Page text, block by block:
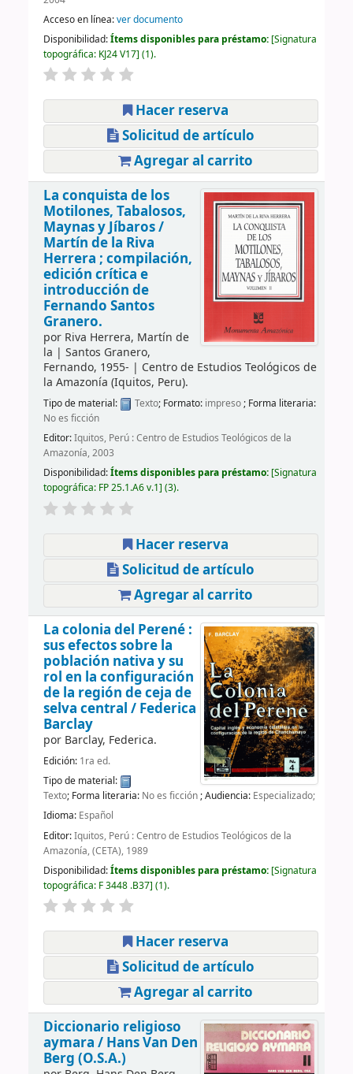
Acceso en línea:ver documento
Disponibilidad:Ítems disponibles para préstamo: Signatura
topográfica: KJ24 V17 (1).
Hacer reserva
Solicitud de artículo
Agregar al carrito
La conquista de los
Motilones, Tabalosos,
Maynas y Jíbaros /
Martín de la Riva
Herrera ; compilación,
edición crítica e
introducción de
Fernando Santos
Granero.
por Riva Herrera, Martín de
la | Santos Granero,
Fernando, 1955- | Centro de Estudios Teológicos de
la Amazonía (Iquitos, Peru).
Tipo de material: Texto; Formato: impreso; Forma literaria:
No es ficción
Editor:Iquitos, Perú : Centro de Estudios Teológicos de la
Amazonía, 2003
Disponibilidad:Ítems disponibles para préstamo: Signatura
topográfica: FP 25.1.A6 v.1 (3).
Hacer reserva
Solicitud de artículo
Agregar al carrito
La colonia del Perené :
sus efectos sobre la
población nativa y su
rol en la configuración
de la región de ceja de
selva central / Federica
Barclay
por Barclay, Federica.
Edición: 1ra ed.
Tipo de material:
Texto; Forma literaria: No es ficción; Audiencia: Especializado;
Idioma: Español
Editor:Iquitos, Perú : Centro de Estudios Teológicos de la
Amazonía, (CETA), 1989
Disponibilidad:Ítems disponibles para préstamo: Signatura
topográfica: F 3448 .B37 (1).
Hacer reserva
Solicitud de artículo
Agregar al carrito
Diccionario religioso
aymara / Hans Van Den
Berg (O.S.A.)